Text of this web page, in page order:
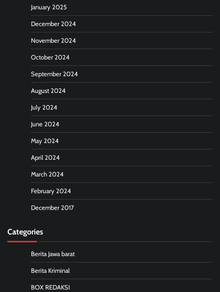
January 2025
December 2024
November 2024
October 2024
September 2024
August 2024
July 2024
June 2024
May 2024
April 2024
March 2024
February 2024
December 2017
Categories
Berita Jawa barat
Berita Kriminal
BOX REDAKSI